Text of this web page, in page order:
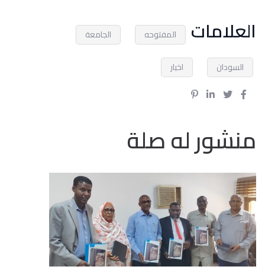
العلامات المفتوحه الجامعة
السودان اخبار
منشور له صلة